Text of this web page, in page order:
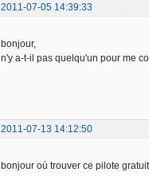
2011-07-05 14:39:33
bonjour,
n'y a-t-il pas quelqu'un pour me
2011-07-13 14:12:50
bonjour où trouver ce pilote